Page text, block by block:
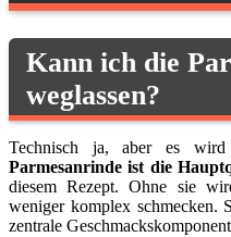
Kann ich die
weglassen?
Technisch ja, aber es wird
Parmesanrinde ist die
diesem Rezept. Ohne sie
weniger komplex schmecken.
zentrale